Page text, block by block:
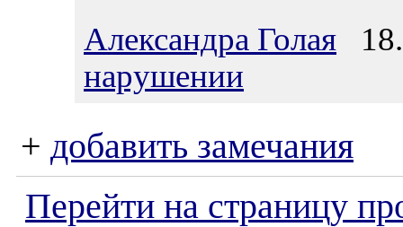
Александра Голая
нарушении
+ добавить замечания
Перейти на страницу